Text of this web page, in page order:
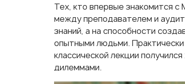
Тех, кто впервые знакомится с
между преподавателем и
знаний, а на способности
опытными людьми.
классической лекции
дилеммами.